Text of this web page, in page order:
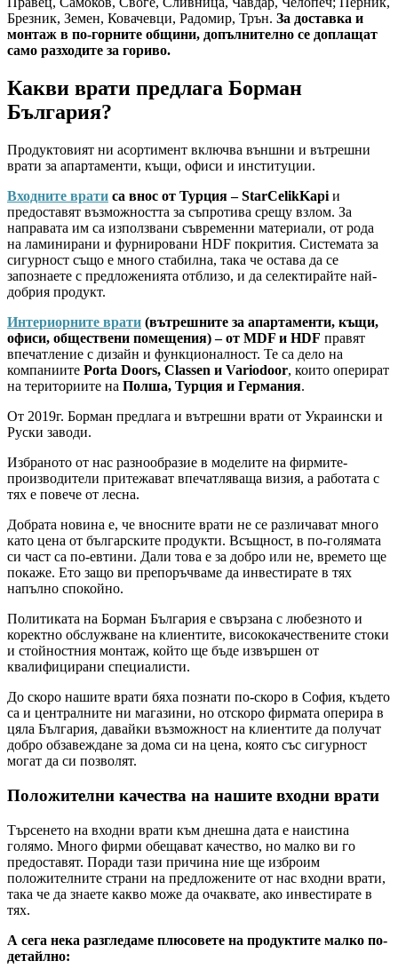
Брезник, Земен, Ковачевци, Радомир, Трън. За доставка и
монтаж в по-горните общини, допълнително се доплащат
само разходите за гориво.
Какви врати предлага Борман
България?
Продуктовият ни асортимент включва външни и вътрешни
врати за апартаменти, къщи, офиси и институции.
Входните врати са внос от Турция – StarCelikKapi и
предоставят възможността за съпротива срещу взлом. За
направата им са използвани съвременни материали, от рода
на ламинирани и фурнировани HDF покрития. Системата за
сигурност също е много стабилна, така че остава да се
запознаете с предложенията отблизо, и да селектирайте най-
добрия продукт.
Интериорните врати (вътрешните за апартаменти, къщи,
офиси, обществени помещения) – от MDF и HDF правят
впечатление с дизайн и функционалност. Те са дело на
компаниите Porta Doors, Classen и Variodoor, които оперират
на териториите на Полша, Турция и Германия.
От 2019г. Борман предлага и вътрешни врати от Украински и
Руски заводи.
Избраното от нас разнообразие в моделите на фирмите-
производители притежават впечатляваща визия, а работата с
тях е повече от лесна.
Добрата новина е, че вносните врати не се различават много
като цена от българските продукти. Всъщност, в по-голямата
си част са по-евтини. Дали това е за добро или не, времето ще
покаже. Ето защо ви препоръчваме да инвестирате в тях
напълно спокойно.
Политиката на Борман България е свързана с любезното и
коректно обслужване на клиентите, висококачествените стоки
и стойностния монтаж, който ще бъде извършен от
квалифицирани специалисти.
До скоро нашите врати бяха познати по-скоро в София, където
са и централните ни магазини, но отскоро фирмата оперира в
цяла България, давайки възможност на клиентите да получат
добро обзавеждане за дома си на цена, която със сигурност
могат да си позволят.
Положителни качества на нашите входни врати
Търсенето на входни врати към днешна дата е наистина
голямо. Много фирми обещават качество, но малко ви го
предоставят. Поради тази причина ние ще изброим
положителните страни на предложените от нас входни врати,
така че да знаете какво може да очаквате, ако инвестирате в
тях.
А сега нека разгледаме плюсовете на продуктите малко по-
детайлно: